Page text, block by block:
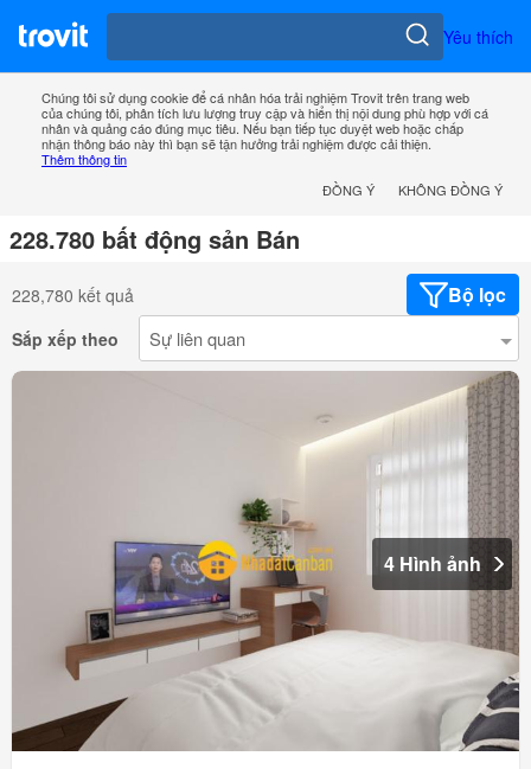
Yêu thích
Chúng tôi sử dụng cookie để cá nhân hóa trải nghiệm Trovit trên trang web
của chúng tôi, phân tích lưu lượng truy cập và hiển thị nội dung phù hợp với cá
nhân và quảng cáo đúng mục tiêu. Nếu bạn tiếp tục duyệt web hoặc chấp
nhận thông báo này thì bạn sẽ tận hưởng trải nghiệm được cải thiện.
Thêm thông tin
ĐỒNG Ý
KHÔNG ĐỒNG Ý
228.780 bất động sản Bán
228,780 kết quả Bộ lọc
Sắp xếp theo
4 Hình ảnh